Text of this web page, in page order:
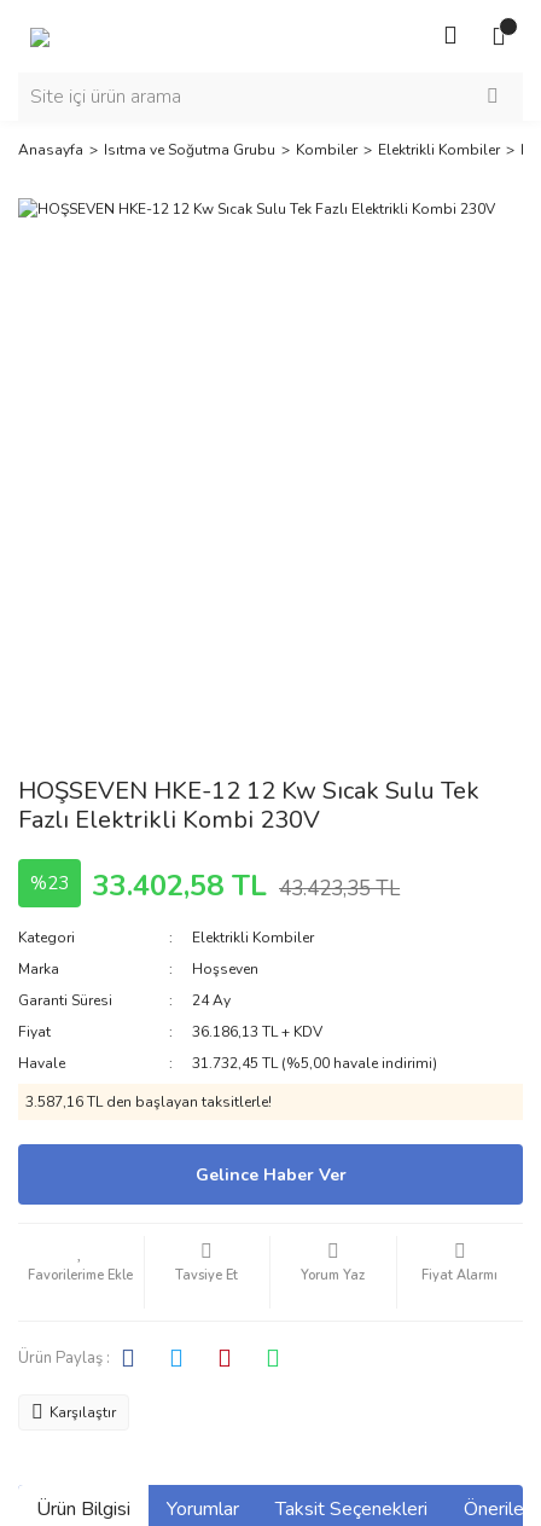
Anasayfa Isıtma ve Soğutma Grubu Kombiler Elektrikli Kombiler
HOŞSEVEN HKE-12 12 Kw Sıcak Sulu Tek
Fazlı Elektrikli Kombi 230V
%23 33.402,58 TL 43.423,35 TL
Kategori
Elektrikli Kombiler
Marka
Hoşseven
Garanti Süresi
24 Ay
Fiyat
36.186,13 TL + KDV
Havale
31.732,45 TL (%5,00 havale indirimi)
3.587,16 TL den başlayan taksitlerle!
Gelince Haber Ver
Tavsiye Et Yorum Yaz Fiyat Alarmı
Ürün Paylaş :
Karşılaştır
Ürün Bilgisi Yorumlar Taksit Seçenekleri